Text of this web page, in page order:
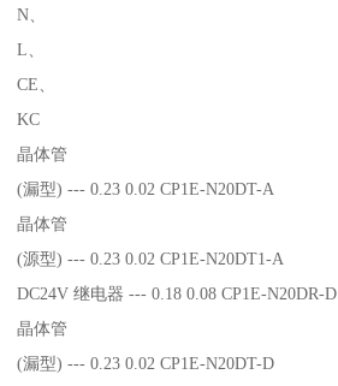
N、
L、
CE、
KC
晶体管
(漏型) --- 0.23 0.02 CP1E-N20DT-A
晶体管
(源型) --- 0.23 0.02 CP1E-N20DT1-A
DC24V 继电器 --- 0.18 0.08 CP1E-N20DR-D
晶体管
(漏型) --- 0.23 0.02 CP1E-N20DT-D